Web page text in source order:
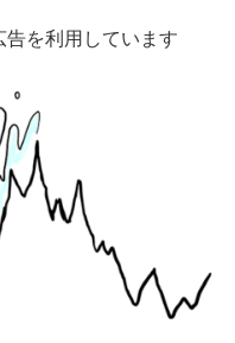
を利用しています